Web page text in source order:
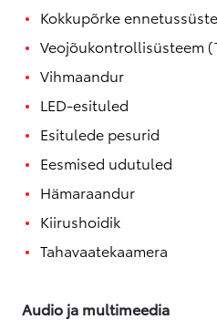
Kokkupõrke
Veojõukontrollisüsteem
Vihmaandur
LED-esituled
Esitulede pesurid
Eesmised udutuled
Hämaraandur
Kiirushoidik
Tahavaatekaamera
Audio ja multimeedia